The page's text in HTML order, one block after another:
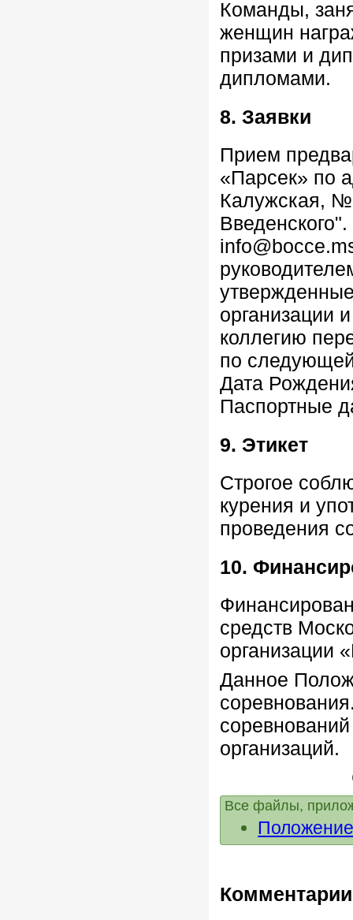
Команды,
женщин
призами и
дипломами.
8. Заявки
Прием
«Парсек» по
Калужская,
организации
коллегию
по
Дата
Паспортные
9. Этикет
Строгое
курения и
проведения
10.
средств
организации
Данное
организаций.
Все файлы,
Комментарии